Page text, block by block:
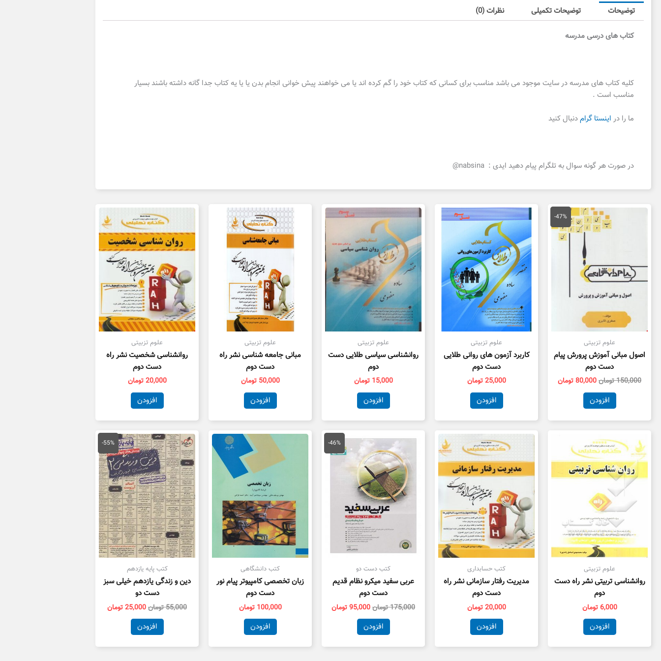
توضیحات توضیحات تکمیلی نظرات (0)
کتاب های درسی مدرسه
کلیه کتاب های مدرسه در سایت موجود می باشد مناسب برای کسانی که کتاب خود را گم کرده اند یا می خواهند پیش خوانی انجام بدن یا یا یه کتاب جدا گانه داشته باشند بسیار
مناسب است .
ما را در اینستا گرامدنبال کنید
در صورت هر گونه سوال به تلگرام پیام دهید ایدی : nabsina@
-47%
علوم تزبیتی
اصول مبانی آموزش پرورش پیام
دست دوم
150,000تومان
قیمت
اصلی
150,000 تومان
بود.
80,000تومان
قیمت
فعلی
80,000 تومان
است.
افزودن
علوم تزبیتی
کاربرد آزمون های روانی طلایی
دست دوم
25,000 تومان
افزودن
علوم تزبیتی
روانشناسی سیاسی طلایی دست
دوم
15,000 تومان
افزودن
علوم تزبیتی
مبانی جامعه شناسی نشر راه
دست دوم
50,000 تومان
افزودن
علوم تزبیتی
روانشناسی شخصیت نشر راه
دست دوم
20,000 تومان
افزودن
علوم تزبیتی
روانشناسی تربیتی نشر راه دست
دوم
6,000 تومان
افزودن
کتب حسابداری
مدیریت رفتار سازمانی نشر راه
دست دوم
20,000 تومان
افزودن
-46%
کتب دست دو
عربی سفید میکرو نظام قدیم
دست دوم
175,000تومان
اصلی
175,000 تومان
بود.
95,000تومان
قیمت
فعلی
افزودن
کتب دانشگاهی
زبان تخصصی کامپیوتر پیام نور
دست دوم
100,000 تومان
افزودن
-55%
کتب پایه یازدهم
دین و زندگی یازدهم خیلی سبز
دست دو
55,000تومان
قیمت
اصلی
55,000 تومان
بود.
25,000تومان
قیمت
فعلی
است.
افزودن